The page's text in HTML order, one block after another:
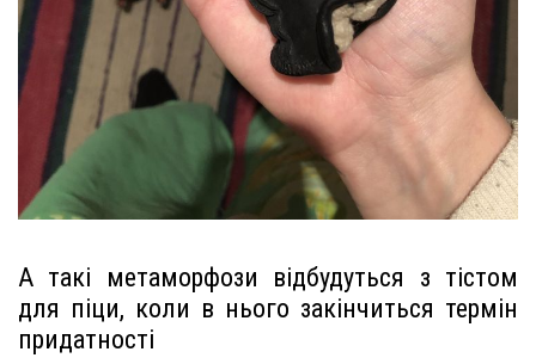
А такі метаморфози відбудуться з тістом
для піци, коли в нього закінчиться термін
придатності